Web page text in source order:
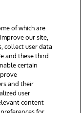
MA. Všechna práva
of which are
our site,
collect user data
and these third
certain
and their
user
content